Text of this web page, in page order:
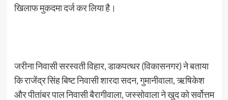
खिलाफ मुकदमा दर्ज कर लिया है।
जरीना निवासी सरस्वती विहार, डाकपत्थर (विकासनगर) ने बताया
कि राजेंद्र सिंह बिष्ट निवासी शारदा सदन, गुमानीवाला, ऋषिकेश
और पीतांबर पाल निवासी बैरागीवाला, जस्सोवाला ने खुद को सर्वोत्तम